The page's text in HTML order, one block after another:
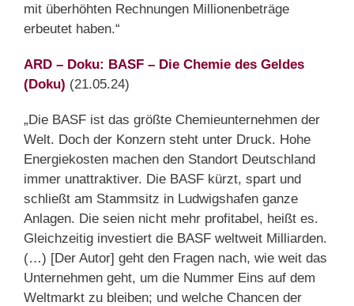
mit überhöhten Rechnungen Millionenbeträge
erbeutet haben.“
ARD – Doku: BASF – Die Chemie des Geldes
(Doku) (21.05.24)
„Die BASF ist das größte Chemieunternehmen der
Welt. Doch der Konzern steht unter Druck. Hohe
Energiekosten machen den Standort Deutschland
immer unattraktiver. Die BASF kürzt, spart und
schließt am Stammsitz in Ludwigshafen ganze
Anlagen. Die seien nicht mehr profitabel, heißt es.
Gleichzeitig investiert die BASF weltweit Milliarden.
(…) [Der Autor] geht den Fragen nach, wie weit das
Unternehmen geht, um die Nummer Eins auf dem
Weltmarkt zu bleiben; und welche Chancen der